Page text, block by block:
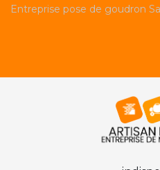
Entreprise pose de goudron